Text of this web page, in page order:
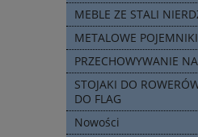
MEBLE ZE STALI
METALOWE
PRZECHOWYWANIE
STOJAKI DO
DO FLAG
Nowości